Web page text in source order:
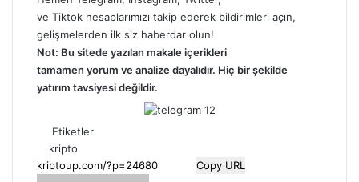
ve Tiktok hesaplarımızı takip ederek bildirimleri açın,
gelişmelerden ilk siz haberdar olun!
Not: Bu sitede yazılan makale içerikleri
tamamen yorum ve analize dayalıdır. Hiç bir şekilde
yatırım tavsiyesi değildir.
Etiketler
kripto
Copy URL